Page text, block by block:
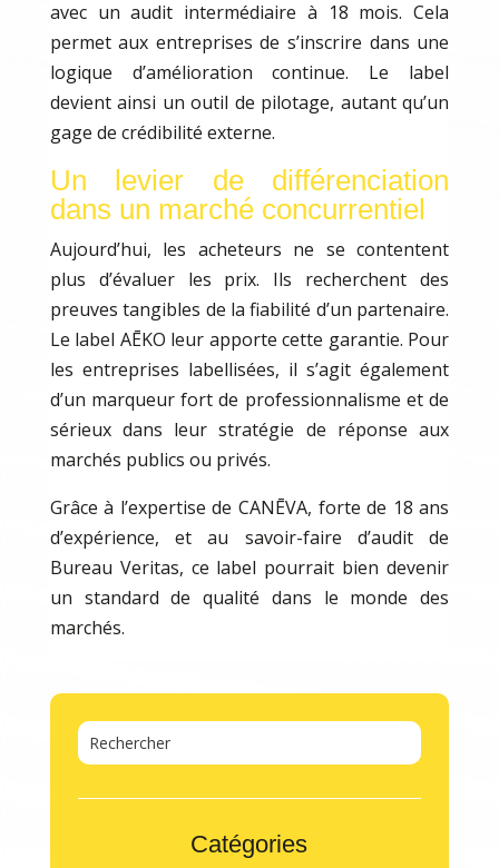
avec un audit intermédiaire à 18 mois. Cela
permet aux entreprises de s’inscrire dans une
logique d’amélioration continue. Le label
devient ainsi un outil de pilotage, autant qu’un
gage de crédibilité externe.
Un levier de différenciation
dans un marché concurrentiel
Aujourd’hui, les acheteurs ne se contentent
plus d’évaluer les prix. Ils recherchent des
preuves tangibles de la fiabilité d’un partenaire.
Le label AĒKO leur apporte cette garantie. Pour
les entreprises labellisées, il s’agit également
d’un marqueur fort de professionnalisme et de
sérieux dans leur stratégie de réponse aux
marchés publics ou privés.
Grâce à l’expertise de CANĒVA, forte de 18 ans
d’expérience, et au savoir-faire d’audit de
Bureau Veritas, ce label pourrait bien devenir
un standard de qualité dans le monde des
marchés.
Catégories